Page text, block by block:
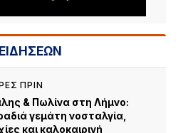
ΠΡΙΝ
& Πωλίνα στη Λήμνο:
γεμάτη νοσταλγία,
και καλοκαιρινή